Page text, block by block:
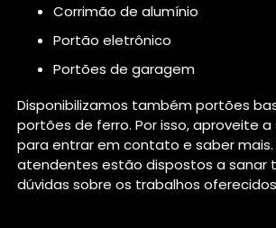
corrimão de alumínio
portão eletrônico
portões de garagem
Disponibilizamos também portões
portões de ferro. Por isso, aproveite a
para entrar em contato e saber mais.
atendentes estão dispostos a sanar
dúvidas sobre os trabalhos